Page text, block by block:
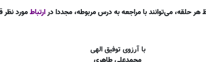
حلقه، می‌توانند با مراجعه به درس مربوطه، مجددا درارتباطمورد نظر
با آرزوی توفیق الهی